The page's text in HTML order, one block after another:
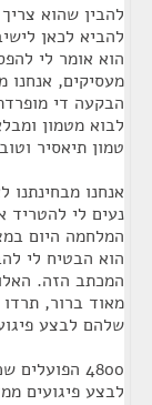
להבין שהוא
להביא לכאן
הוא אומר לי
מעסיקים, אנחנו
הבקעה די
לבוא מטמון
טמון תיאסיר
אנחנו
נעים לי להטריד
המלחמה היום
הוא הבטיח לי
המכתב הזה.
מאוד ברור, תרדו
שלהם לבצע
4800
לבצע פיגועים